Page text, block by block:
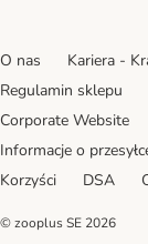
O nas Kariera -
Regulamin sklepu
Corporate Website
Informacje o
Korzyści
DSA
© zooplus SE 2026